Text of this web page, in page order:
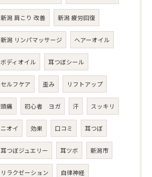
新潟 肩こり 改善 新潟 疲労回復
新潟 リンパマッサージ ヘアーオイル
ボディオイル 耳つぼシール
セルフケア 歪み リフトアップ
頭痛 初心者 ヨガ 汗 スッキリ
ニオイ 効果 口コミ 耳つぼ
耳つぼジュエリー 耳ツボ 新潟市
リラクゼーション 自律神経